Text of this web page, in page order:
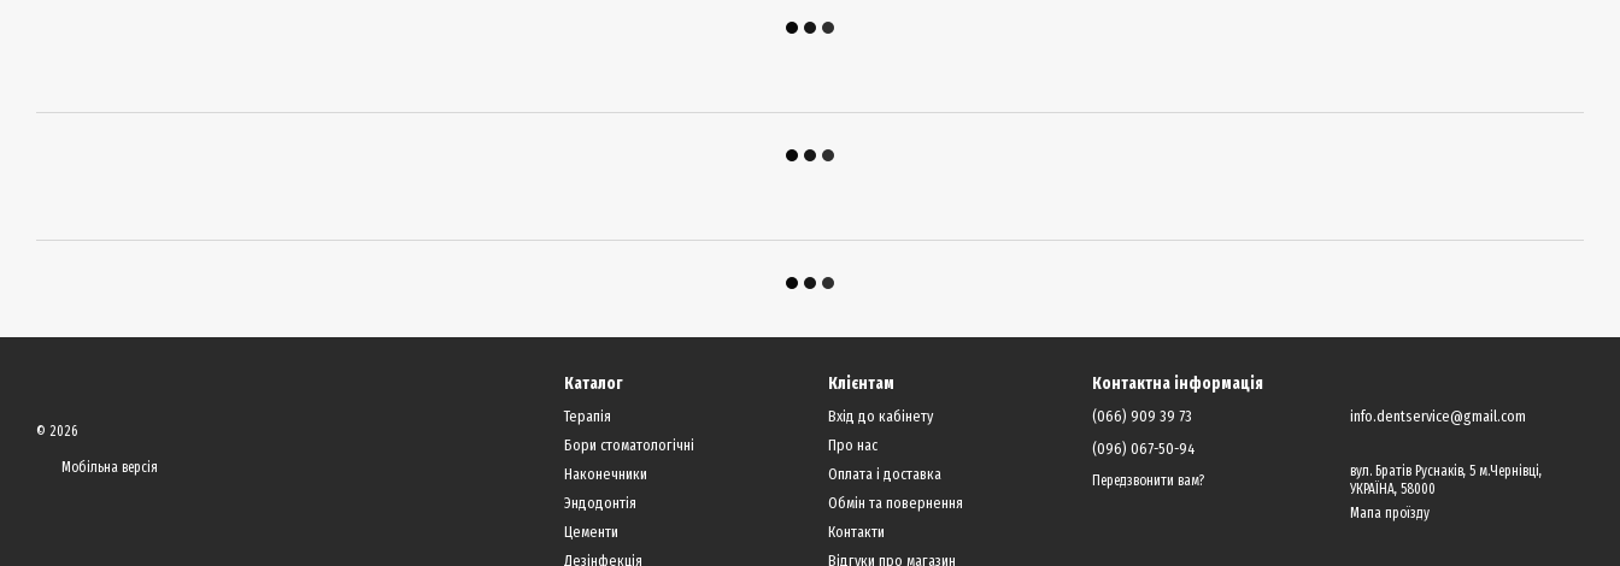
© 2026
Мобільна версія
Каталог
Терапія
Бори стоматологічні
Наконечники
Эндодонтія
Цементи
Дезінфекція
Клієнтам
Вхід до кабінету
Про нас
Оплата і доставка
Обмін та повернення
Контакти
Відгуки про магазин
Контактна інформація
(066) 909 39 73
(096) 067-50-94
Передзвонити вам?
info.dentservice@gmail.com
вул. Братів Руснаків, 5 м.Чернівці,
УКРАЇНА, 58000
Мапа проїзду